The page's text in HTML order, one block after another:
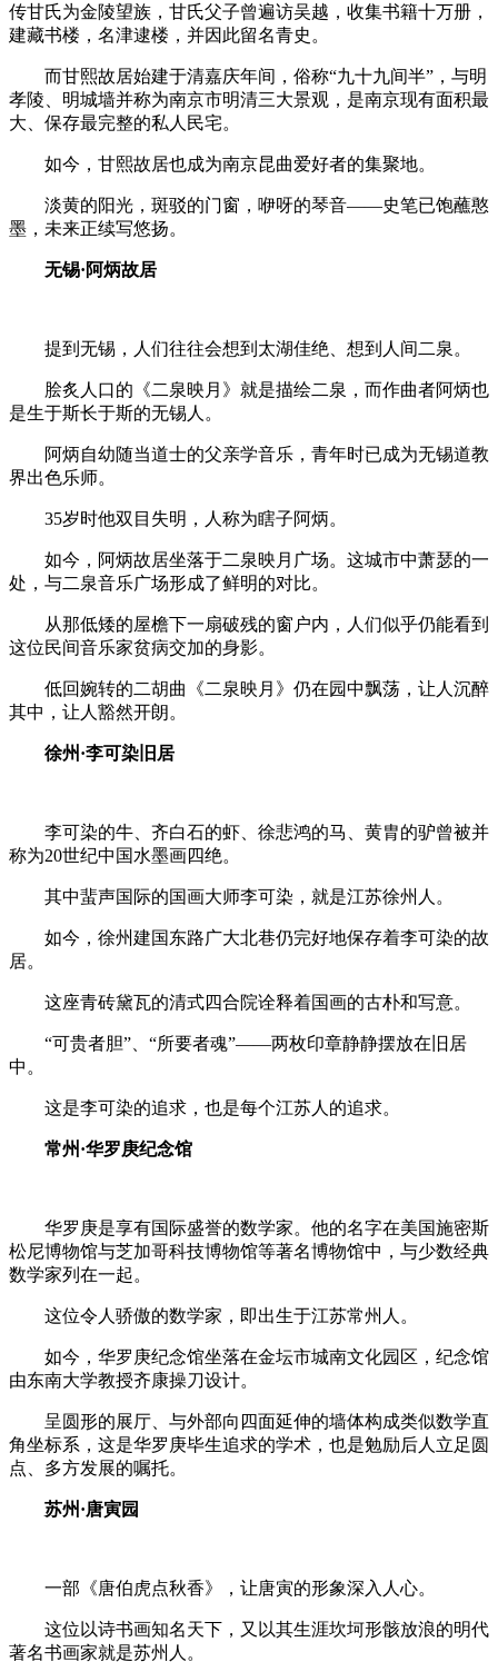
传甘氏为金陵望族，甘氏父子曾遍访吴越，收集书籍十万册，
建藏书楼，名津逮楼，并因此留名青史。
而甘熙故居始建于清嘉庆年间，俗称“九十九间半”，与明
孝陵、明城墙并称为南京市明清三大景观，是南京现有面积最
大、保存最完整的私人民宅。
如今，甘熙故居也成为南京昆曲爱好者的集聚地。
淡黄的阳光，斑驳的门窗，咿呀的琴音——史笔已饱蘸憨
墨，未来正续写悠扬。
无锡·阿炳故居
提到无锡，人们往往会想到太湖佳绝、想到人间二泉。
脍炙人口的《二泉映月》就是描绘二泉，而作曲者阿炳也
是生于斯长于斯的无锡人。
阿炳自幼随当道士的父亲学音乐，青年时已成为无锡道教
界出色乐师。
35岁时他双目失明，人称为瞎子阿炳。
如今，阿炳故居坐落于二泉映月广场。这城市中萧瑟的一
处，与二泉音乐广场形成了鲜明的对比。
从那低矮的屋檐下一扇破残的窗户内，人们似乎仍能看到
这位民间音乐家贫病交加的身影。
低回婉转的二胡曲《二泉映月》仍在园中飘荡，让人沉醉
其中，让人豁然开朗。
徐州 ·李可染旧居
李可染的牛、齐白石的虾、徐悲鸿的马、黄胄的驴曾被并
称为20世纪中国水墨画四绝。
其中蜚声国际的国画大师李可染，就是江苏徐州人。
如今，徐州建国东路广大北巷仍完好地保存着李可染的故
居。
这座青砖黛瓦的清式四合院诠释着国画的古朴和写意。
“可贵者胆”、“所要者魂”——两枚印章静静摆放在旧居
中。
这是李可染的追求，也是每个江苏人的追求。
常州 ·华罗庚纪念馆
华罗庚是享有国际盛誉的数学家。他的名字在美国施密斯
松尼博物馆与芝加哥科技博物馆等著名博物馆中，与少数经典
数学家列在一起。
这位令人骄傲的数学家，即出生于江苏常州人。
如今，华罗庚纪念馆坐落在金坛市城南文化园区，纪念馆
由东南大学教授齐康操刀设计。
呈圆形的展厅、与外部向四面延伸的墙体构成类似数学直
角坐标系，这是华罗庚毕生追求的学术，也是勉励后人立足圆
点、多方发展的嘱托。
苏州 ·唐寅园
一部《唐伯虎点秋香》，让唐寅的形象深入人心。
这位以诗书画知名天下，又以其生涯坎坷形骸放浪的明代
著名书画家就是苏州人。